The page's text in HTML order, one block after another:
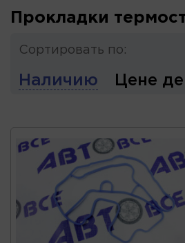
Прокладки
Сортировать по:
Наличию Цене